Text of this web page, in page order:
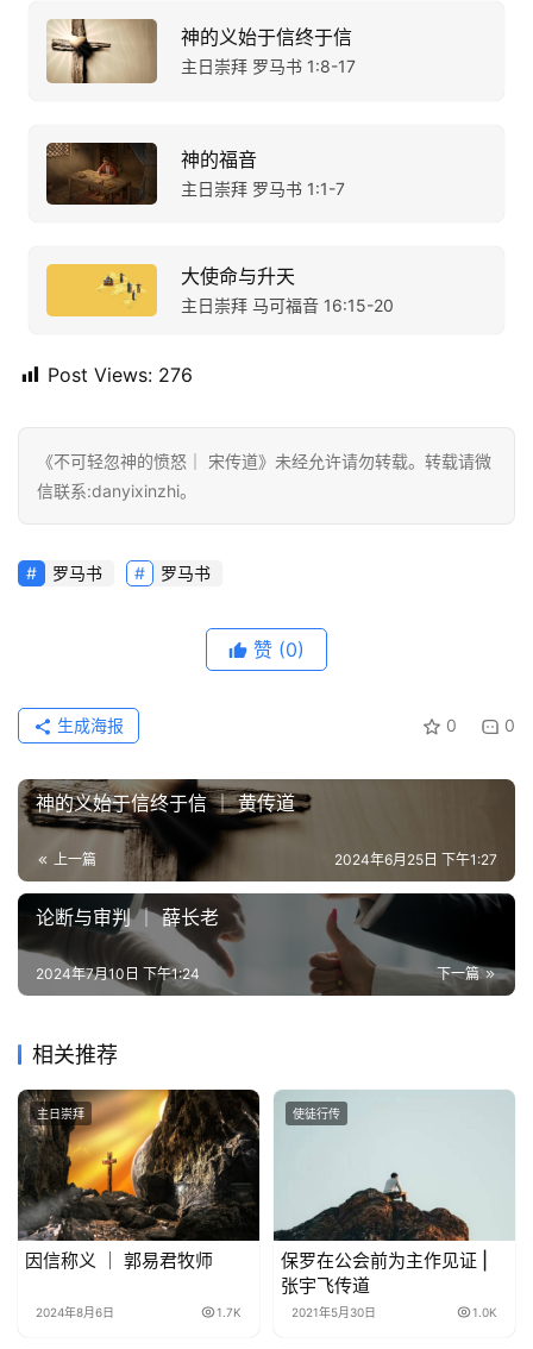
神的义始于信终于信
主日崇拜 罗马书 1:8-17
神的福音
主日崇拜 罗马书 1:1-7
大使命与升天
主日崇拜 马可福音 16:15-20
Post Views: 276
《不可轻忽神的愤怒｜ 宋传道》未经允许请勿转载。转载请微
信联系:danyixinzhi。
罗马书 罗马书
赞 (0)
0 0
生成海报
神的义始于信终于信 ｜ 黄传道
上一篇 2024年6月25日 下午1:27
论断与审判 ｜ 薛长老
下一篇
2024年7月10日 下午1:24
相关推荐
主日崇拜
因信称义 ｜ 郭易君牧师
2024年8月6日 1.7K
使徒行传
保罗在公会前为主作见证 |
张宇飞传道
2021年5月30日 1.0K